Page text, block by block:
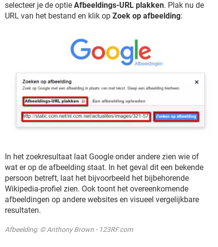
selecteer je de optie Afbeeldings-URL plakken. Plak nu de
URL van het bestand en klik op Zoek op afbeelding:
In het zoekresultaat laat Google onder andere zien wie of
wat er op de afbeelding staat. In het geval dit een bekende
persoon betreft, laat het bijvoorbeeld het bijbehorende
Wikipedia-profiel zien. Ook toont het overeenkomende
afbeeldingen op andere websites en visueel vergelijkbare
resultaten.
Afbeelding: © Anthony Brown - 123RF.com